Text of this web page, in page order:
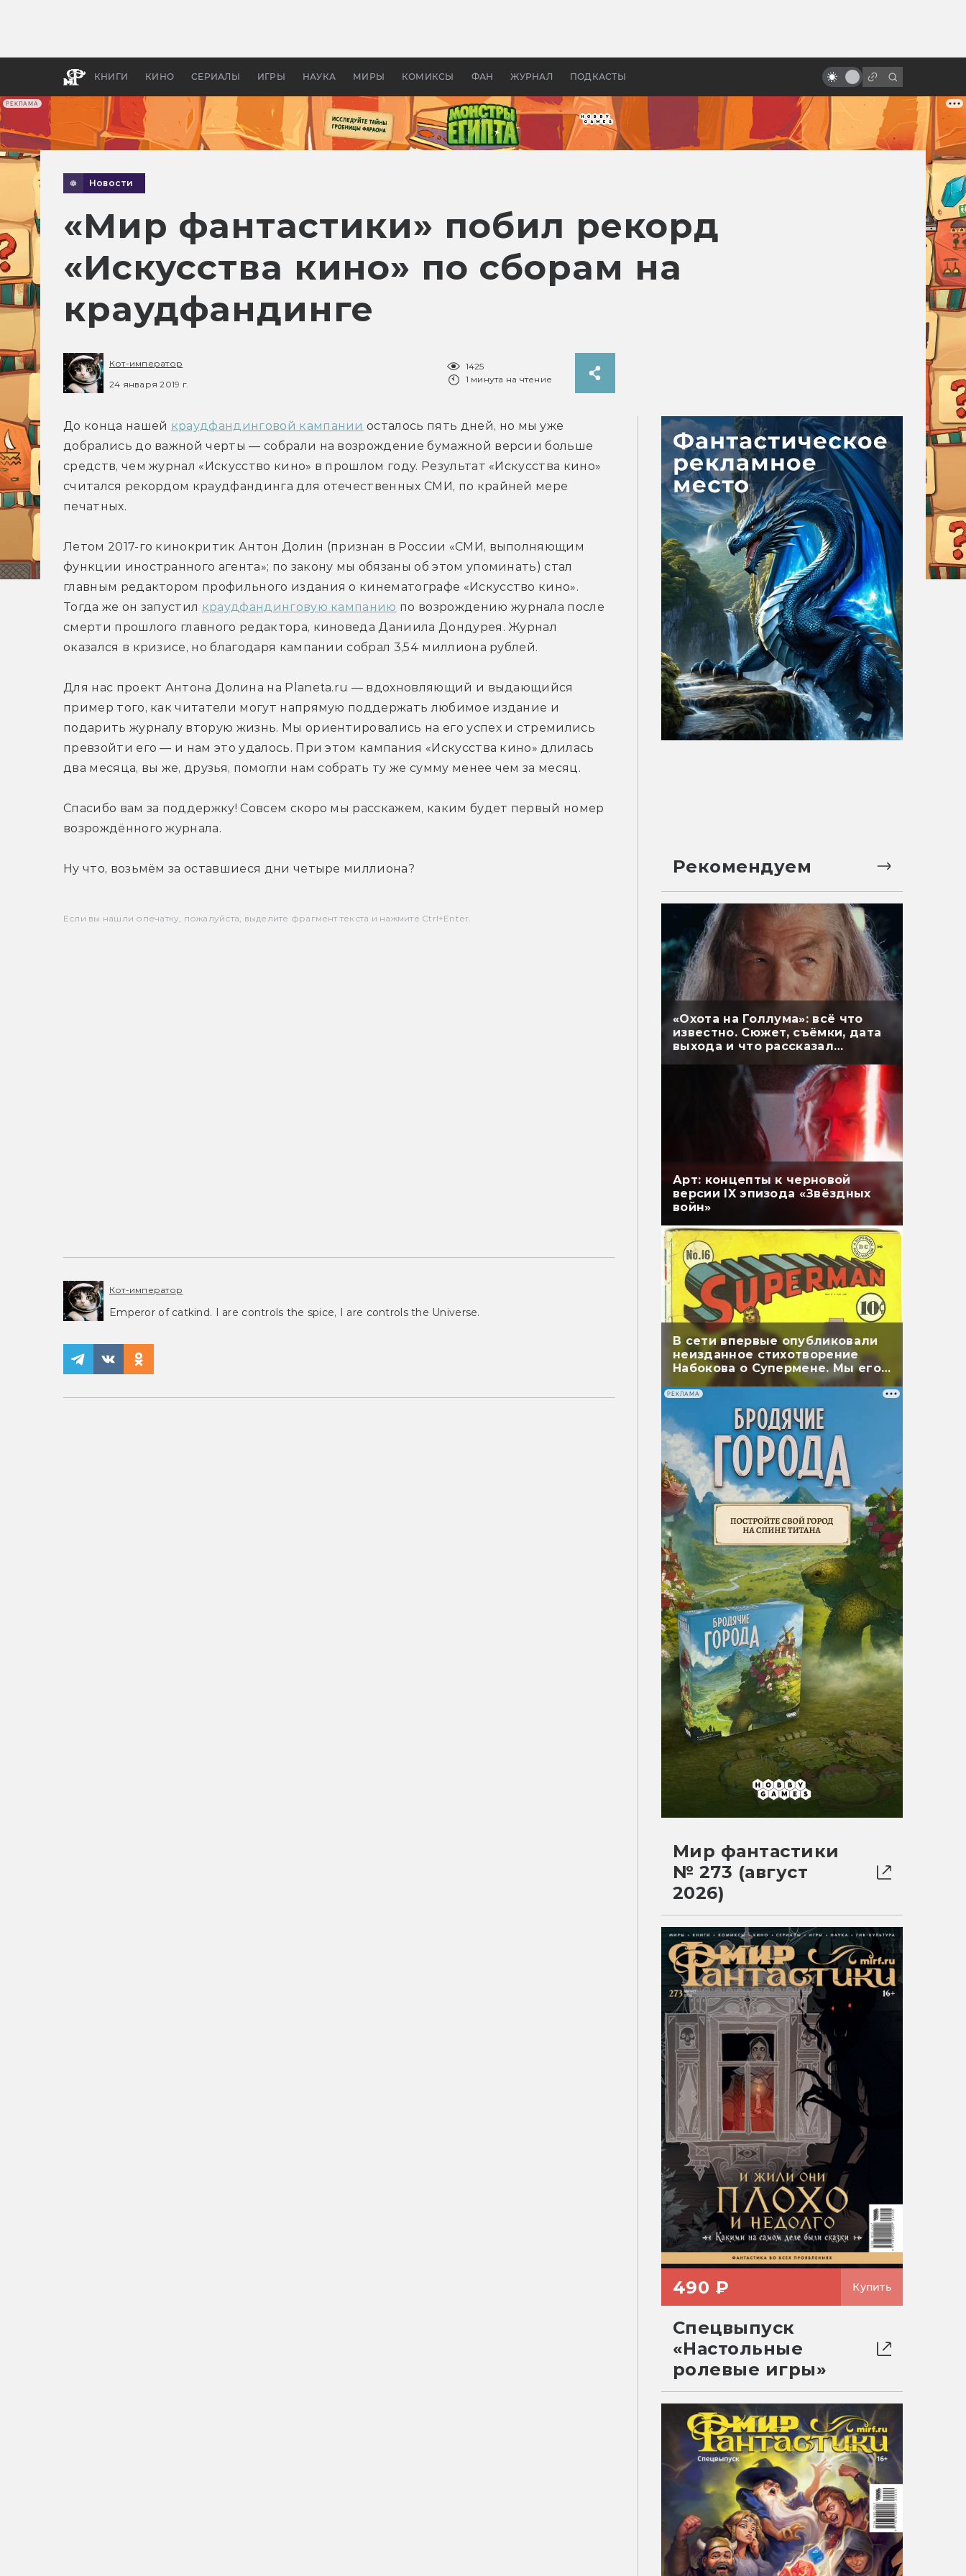
РЕКЛАМА
КНИГИ КИНО СЕРИАЛЫ ИГРЫ НАУКА МИРЫ КОМИКСЫ ФАН ЖУРНАЛ ПОДКАСТЫ
апокалипсис, в России —
бы «Властелина колец»
дикой спешке
Новости
«Мир фантастики» побил рекорд
«Искусства кино» по сборам на
краудфандинге
Кот-император
24 января 2019 г.
1425
1 минута на чтение
До конца нашей краудфандинговой кампании осталось пять дней, но мы уже
добрались до важной черты — собрали на возрождение бумажной версии больше
средств, чем журнал «Искусство кино» в прошлом году. Результат «Искусства кино»
считался рекордом краудфандинга для отечественных СМИ, по крайней мере
печатных.
Летом 2017-го кинокритик Антон Долин (признан в России «СМИ, выполняющим
функции иностранного агента»; по закону мы обязаны об этом упоминать) стал
главным редактором профильного издания о кинематографе «Искусство кино».
Тогда же он запустил краудфандинговую кампанию по возрождению журнала после
смерти прошлого главного редактора, киноведа Даниила Дондурея. Журнал
оказался в кризисе, но благодаря кампании собрал 3,54 миллиона рублей.
Для нас проект Антона Долина на Planeta.ru — вдохновляющий и выдающийся
пример того, как читатели могут напрямую поддержать любимое издание и
подарить журналу вторую жизнь. Мы ориентировались на его успех и стремились
превзойти его — и нам это удалось. При этом кампания «Искусства кино» длилась
два месяца, вы же, друзья, помогли нам собрать ту же сумму менее чем за месяц.
Спасибо вам за поддержку! Совсем скоро мы расскажем, каким будет первый номер
возрождённого журнала.
Ну что, возьмём за оставшиеся дни четыре миллиона?
Если вы нашли опечатку, пожалуйста, выделите фрагмент текста и нажмите Ctrl+Enter.
Кот-император
Emperor of catkind. I are controls the spice, I are controls the Universe.
Рекомендуем
«Охота на Голлума»: всё что
известно. Сюжет, съёмки, дата
выхода и что рассказал
Арт: концепты к черновой
версии IX эпизода «Звёздных
войн»
В сети впервые опубликовали
неизданное стихотворение
Набокова о Супермене. Мы его
перевели
РЕКЛАМА
Мир фантастики
№ 273 (август
2026)
490 ₽ Купить
Спецвыпуск
«Настольные
ролевые игры»